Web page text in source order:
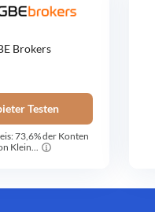
Brokers
Testen
73,6% der Konten
Klein...